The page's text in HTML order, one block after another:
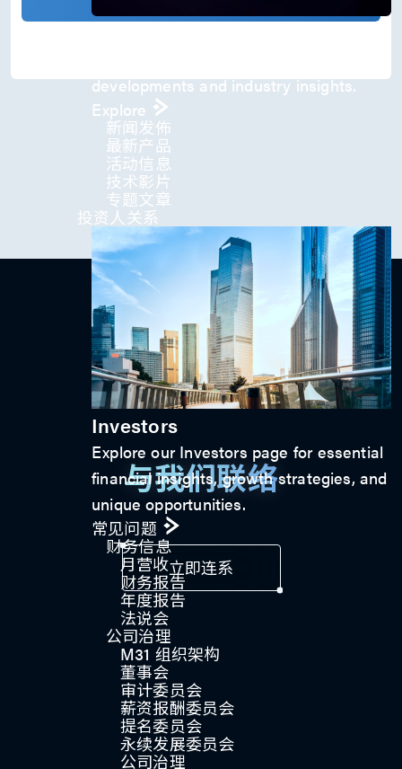
developments and industry insights.
Explore
新闻发佈
最新产品
活动信息
技术影片
专题文章
投资人关系
Investors
Explore our Investors page for essential
financial insights, growth strategies, and
unique opportunities.
常见问题
财务信息
月营收
财务报告
年度报告
法说会
公司治理
M31 组织架构
董事会
审计委员会
薪资报酬委员会
提名委员会
永续发展委员会
公司治理
与我们联络
立即连系